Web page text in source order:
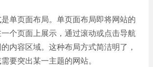
单页面布局。单页面布局即将网站的
个页面上展示，通过滚动或点击导航
内容区域。这种布局方式简洁明了，
要突出某一主题的网站。